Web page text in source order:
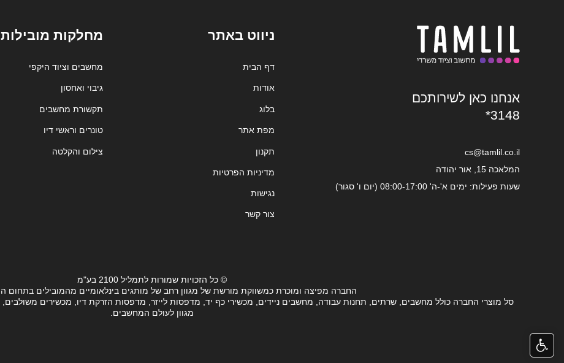
אנחנו כאן לשירותכם
*3148
cs@tamlil.co.il
המלאכה 15, אור יהודה
שעות פעילות: ימים א'-ה' 08:00-17:00 (יום ו' סגור)
ניווט באתר
דף הבית
אודות
בלוג
מפת אתר
תקנון
מדיניות הפרטיות
נגישות
צור קשר
מחלקות מובילות
מחשבים וציוד היקפי
גיבוי ואחסון
תקשורת מחשבים
טונרים וראשי דיו
צילום והקלטה
© כל הזכויות שמורות לתמליל 2100 בע"מ
החברה מפיצה ומוכרת כמשווקת מורשת של מגוון רחב של מותגים בינלאומיים מהמובילים בתחום
סל מוצרי החברה כולל מחשבים, שרתים, תחנות עבודה, מחשבים ניידים, מכשירי כף יד, מדפסות לייזר, מדפסות הזרקת דיו, מכשירים משולבים,
מגוון לעולם המחשבים.